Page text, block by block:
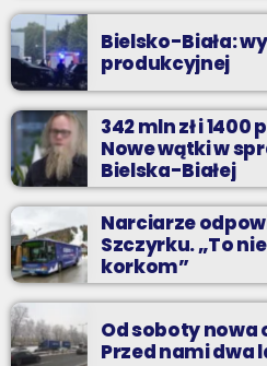
Bielsko-Biała:
produkcyjnej
342 mln zł i
Nowe wątki w
Bielska-Białej
Narciarze
Szczyrku. „To
korkom”
Od soboty
Przed nami dwa